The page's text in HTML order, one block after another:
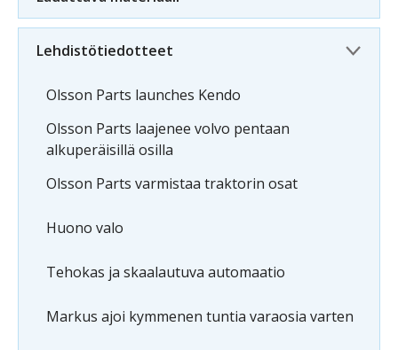
Lehdistötiedotteet
Olsson Parts launches Kendo
Olsson Parts laajenee volvo pentaan
alkuperäisillä osilla
Olsson Parts varmistaa traktorin osat
Huono valo
Tehokas ja skaalautuva automaatio
Markus ajoi kymmenen tuntia varaosia varten